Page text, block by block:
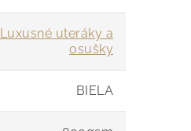
Luxusné uteráky a
osušky
BIELA